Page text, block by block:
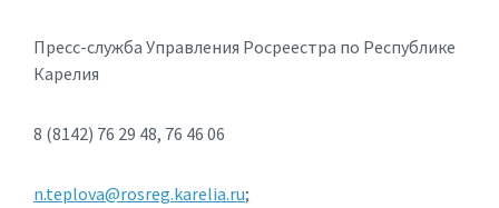
Пресс-служба Управления Росреестра по Республике
Карелия
8 (8142) 76 29 48, 76 46 06
n.teplova@rosreg.karelia.ru;